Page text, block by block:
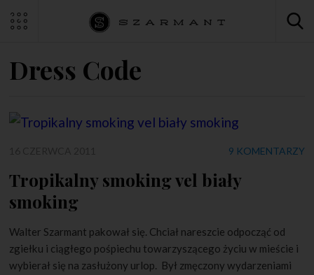
Dress Code
9 KOMENTARZY
Tropikalny smoking vel biały
smoking
Walter Szarmant pakował się. Chciał nareszcie odpocząć od
zgiełku i ciągłego pośpiechu towarzyszącego życiu w mieście i
wybierał się na zasłużony urlop. Był zmęczony wydarzeniami